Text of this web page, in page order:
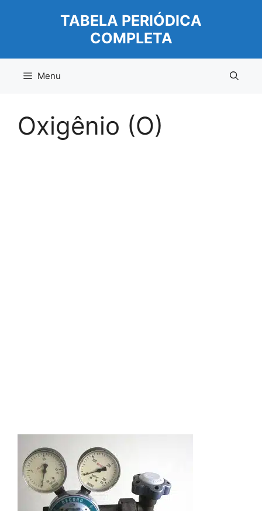
TABELA PERIÓDICA
COMPLETA
Menu
Oxigênio (O)